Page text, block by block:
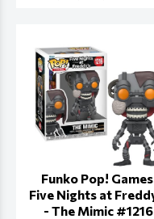
Funko Pop!
Five Nights at
- The Mimic #1216